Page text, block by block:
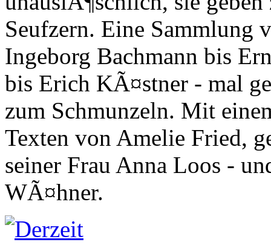
Seufzern. Eine Sammlung
Ingeborg Bachmann bis
bis Erich KÃ¤stner - mal
zum Schmunzeln. Mit
Texten von Amelie Fried,
seiner Frau Anna Loos -
WÃ¤hner.